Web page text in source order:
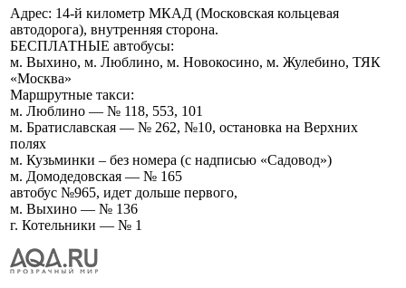
Адрес: 14-й километр МКАД (Московская кольцевая
автодорога), внутренняя сторона.
БЕСПЛАТНЫЕ автобусы:
м. Выхино, м. Люблино, м. Новокосино, м. Жулебино, ТЯК
«Москва»
Маршрутные такси:
м. Люблино — № 118, 553, 101
м. Братиславская — № 262, №10, остановка на Верхних
полях
м. Кузьминки – без номера (с надписью «Садовод»)
м. Домодедовская — № 165
автобус №965, идет дольше первого,
м. Выхино — № 136
г. Котельники — № 1